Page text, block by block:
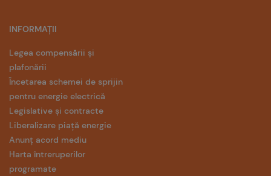
INFORMAȚII
Legea compensării și
plafonării
Încetarea schemei de sprijin
pentru energie electrică
Legislative și contracte
Liberalizare piață energie
Anunț acord mediu
Harta întreruperilor
programate